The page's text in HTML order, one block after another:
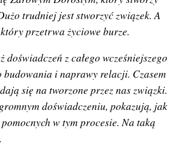
trudniej jest stworzyć związek. A
przetrwa życiowe burze.
z całego wcześniejszego
budowania i naprawy relacji. Czasem
się na tworzone przez nas związki.
doświadczeniu, pokazują, jak
w tym procesie. Na taką